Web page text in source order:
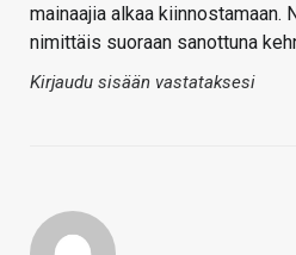
mainaajia alkaa kiinnostamaan.
nimittäis suoraan sanottuna
Kirjaudu sisään vastataksesi